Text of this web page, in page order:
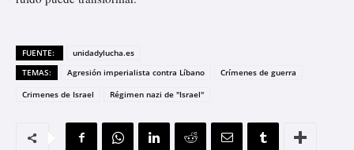
FUENTE:
unidadylucha.es
TEMAS:
Agresión imperialista contra Líbano
Crímenes de guerra
Crimenes de Israel
Régimen nazi de "Israel"